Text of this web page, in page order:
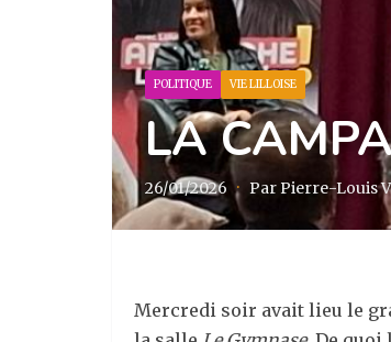
POLITIQUE VIE LILLOISE
LA
26/01/2026 · Par Pierre-Louis
Mercredi soir avait lieu le